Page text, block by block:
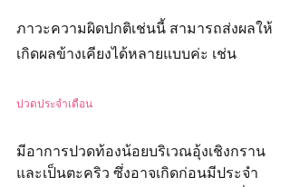
ภาวะความผิดปกติเช่นนี้ สามารถส่งผลให้
เกิดผลข้างเคียงได้หลายแบบค่ะ เช่น
ปวดประจำเดือน
มีอาการปวดท้องน้อยบริเวณอุ้งเชิงกราน
และเป็นตะคริว ซึ่งอาจเกิดก่อนมีประจำ